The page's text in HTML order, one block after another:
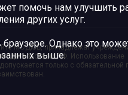
МОДЮБ, принадлежат
РФ. Использование
только с обязательной
помочь нам улучшить
других услуг.
Однако это
выше.